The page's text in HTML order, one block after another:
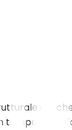
del
tempo reale